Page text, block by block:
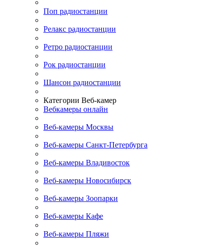
Поп радиостанции
Релакс радиостанции
Ретро радиостанции
Рок радиостанции
Шансон радиостанции
Категории Веб-камер
Вебкамеры онлайн
Веб-камеры Москвы
Веб-камеры Санкт-Петербурга
Веб-камеры Владивосток
Веб-камеры Новосибирск
Веб-камеры Зоопарки
Веб-камеры Кафе
Веб-камеры Пляжи